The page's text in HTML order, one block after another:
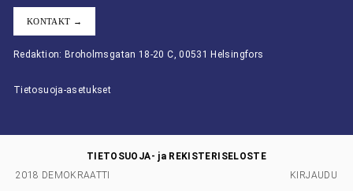
KONTAKT →
Redaktion: Broholmsgatan 18-20 C, 00531 Helsingfors
Tietosuoja-asetukset
2018 DEMOKRAATTI
TIETOSUOJA- ja REKISTERISELOSTE
KIRJAUDU